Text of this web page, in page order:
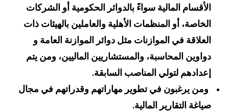
الأقسام المالية سواءً بالدوائر الحكومية أو الشركات
الخاصة، أو المنظمات الأهلية والعاملين بالهيئات ذات
العلاقة في الموازنات مثل دوائر الموازنة العامة و
دواوين المحاسبة، والمستشاريين الماليين، ومن يتم
إعدادهم لتولي المناصب السابقة.
ومن يرغبون في تطوير مهاراتهم وقدراتهم في مجال
صياغة التقارير المالية.